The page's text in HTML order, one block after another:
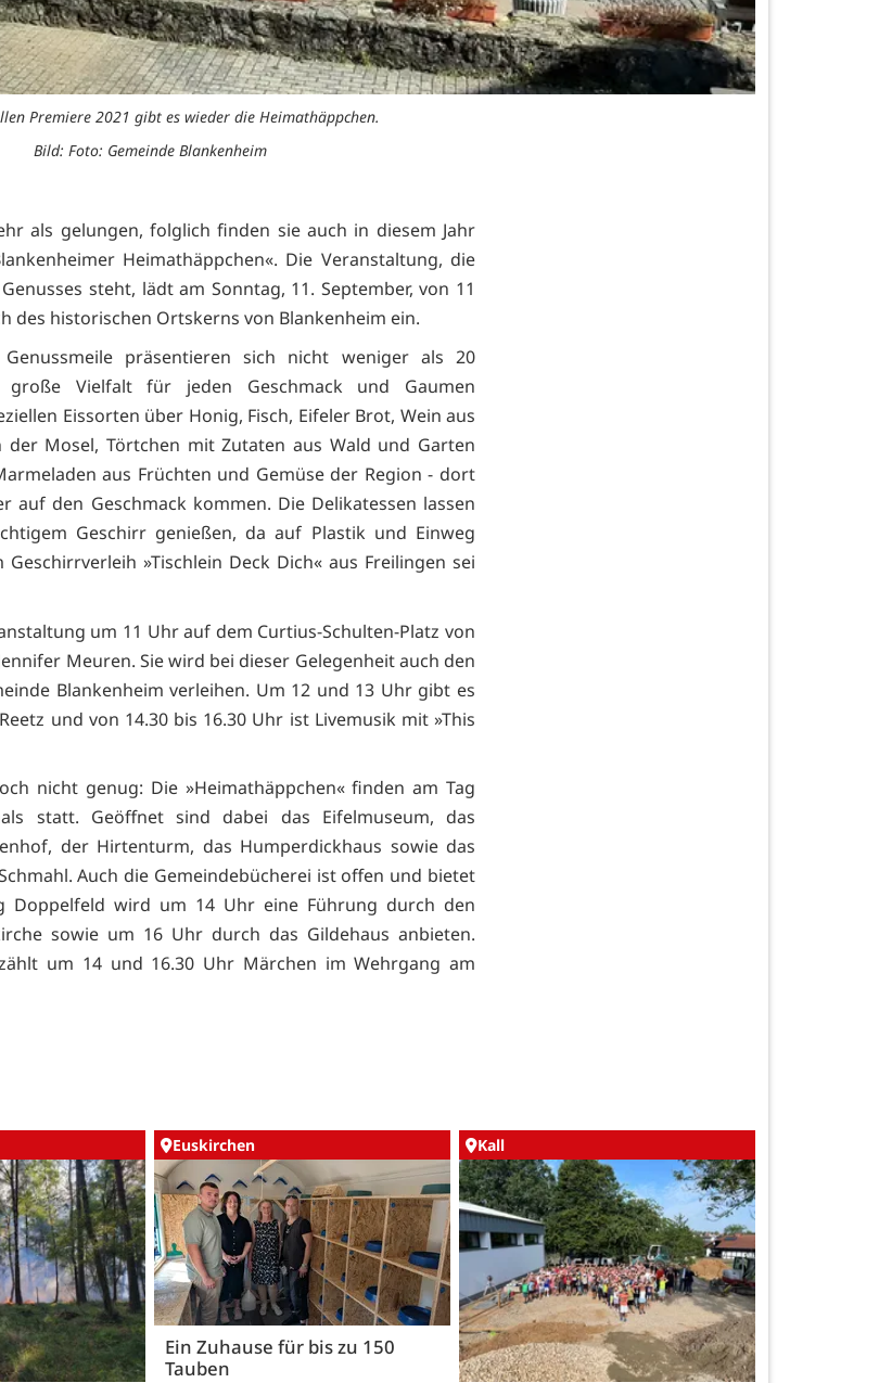
Premiere 2021 gibt es wieder die Heimathäppchen.
Bild: Foto: Gemeinde Blankenheim
als gelungen, folglich finden sie auch in diesem Jahr
Heimathäppchen«. Die Veranstaltung, die
steht, lädt am Sonntag, 11. September, von 11
des historischen Ortskerns von Blankenheim ein.
präsentieren sich nicht weniger als 20
große Vielfalt für jeden Geschmack und Gaumen
Eissorten über Honig, Fisch, Eifeler Brot, Wein aus
Mosel, Törtchen mit Zutaten aus Wald und Garten
aus Früchten und Gemüse der Region - dort
auf den Geschmack kommen. Die Delikatessen lassen
Geschirr genießen, da auf Plastik und Einweg
»Tischlein Deck Dich« aus Freilingen sei
um 11 Uhr auf dem Curtius-Schulten-Platz von
Meuren. Sie wird bei dieser Gelegenheit auch den
Blankenheim verleihen. Um 12 und 13 Uhr gibt es
und von 14.30 bis 16.30 Uhr ist Livemusik mit »This
nicht genug: Die »Heimathäppchen« finden am Tag
statt. Geöffnet sind dabei das Eifelmuseum, das
der Hirtenturm, das Humperdickhaus sowie das
Auch die Gemeindebücherei ist offen und bietet
Doppelfeld wird um 14 Uhr eine Führung durch den
sowie um 16 Uhr durch das Gildehaus anbieten.
um 14 und 16.30 Uhr Märchen im Wehrgang am
Euskirchen
Ein Zuhause für bis zu 150
Tauben
Kall